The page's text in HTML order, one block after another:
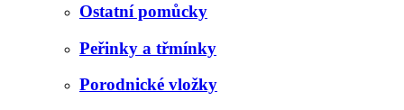
Ostatní pomůcky
Peřinky a třmínky
Porodnické vložky